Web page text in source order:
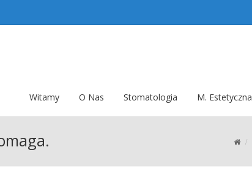
Witamy O Nas Stomatologia M. Estetyczna
/